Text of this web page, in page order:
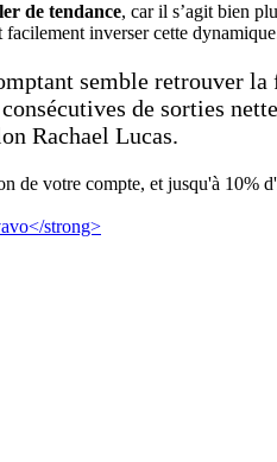
de tendance, car il s’agit bien
facilement inverser cette
semble retrouver
de sorties
Rachael Lucas.
de votre compte, et jusqu'à